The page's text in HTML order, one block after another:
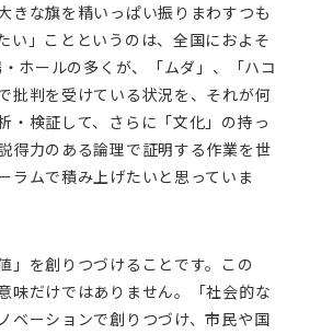
きな旗を精いっぱい振りまわすつも
い」ことというのは、全国におよそ
ホールの多くが、「ムダ」、「ハコ
批判を受けている状況を、それが何
・検証して、さらに「文化」の持っ
得力のある論理で証明する作業を世
ラムで積み上げたいと思っていま
」を創りつづけることです。この
味だけではありません。「社会的な
ベーションで創りつづけ、市民や国